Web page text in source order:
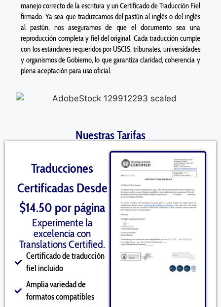
manejo correcto de la escritura y un Certificado de Traducción Fiel
firmado. Ya sea que traduzcamos del pastún al inglés o del inglés
al pastún, nos aseguramos de que el documento sea una
reproducción completa y fiel del original. Cada traducción cumple
con los estándares requeridos por USCIS, tribunales, universidades
y organismos de Gobierno, lo que garantiza claridad, coherencia y
plena aceptación para uso oficial.
Nuestras Tarifas
Traducciones
Certificadas Desde
$14.50 por página
Experimente la
excelencia con
Translations Certified.
Certificado de traducción
fiel incluido
Amplia variedad de
formatos compatibles